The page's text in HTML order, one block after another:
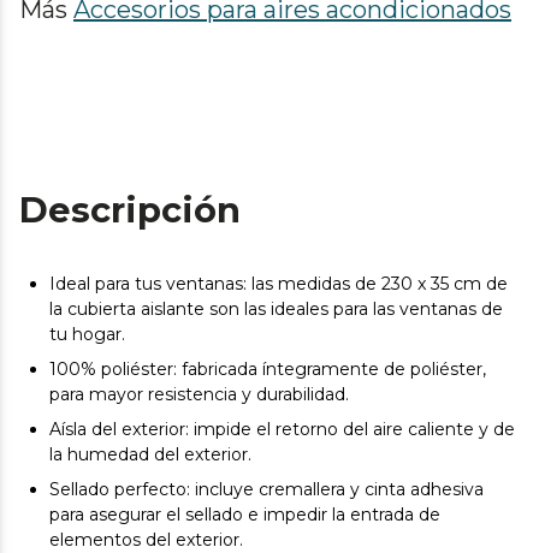
Más Accesorios para aires acondicionados
Descripción
Ideal para tus ventanas: las medidas de 230 x 35 cm de
la cubierta aislante son las ideales para las ventanas de
tu hogar.
100% poliéster: fabricada íntegramente de poliéster,
para mayor resistencia y durabilidad.
Aísla del exterior: impide el retorno del aire caliente y de
la humedad del exterior.
Sellado perfecto: incluye cremallera y cinta adhesiva
para asegurar el sellado e impedir la entrada de
elementos del exterior.